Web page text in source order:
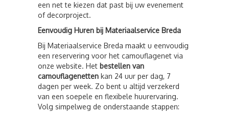
een net te kiezen dat past bij uw evenement
of decorproject.
Eenvoudig Huren bij Materiaalservice Breda
Bij Materiaalservice Breda maakt u eenvoudig
een reservering voor het camouflagenet via
onze website. Het bestellen van
camouflagenetten kan 24 uur per dag, 7
dagen per week. Zo bent u altijd verzekerd
van een soepele en flexibele huurervaring.
Volg simpelweg de onderstaande stappen: